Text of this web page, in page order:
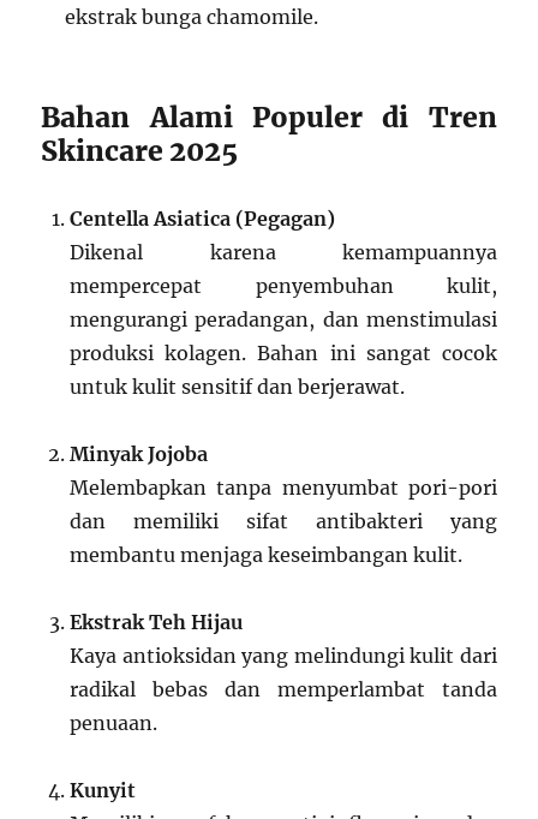
ekstrak bunga chamomile.
Bahan Alami Populer di Tren
Skincare 2025
Centella Asiatica (Pegagan)
Dikenal karena kemampuannya
mempercepat penyembuhan kulit,
mengurangi peradangan, dan menstimulasi
produksi kolagen. Bahan ini sangat cocok
untuk kulit sensitif dan berjerawat.
Minyak Jojoba
Melembapkan tanpa menyumbat pori-pori
dan memiliki sifat antibakteri yang
membantu menjaga keseimbangan kulit.
Ekstrak Teh Hijau
Kaya antioksidan yang melindungi kulit dari
radikal bebas dan memperlambat tanda
penuaan.
Kunyit